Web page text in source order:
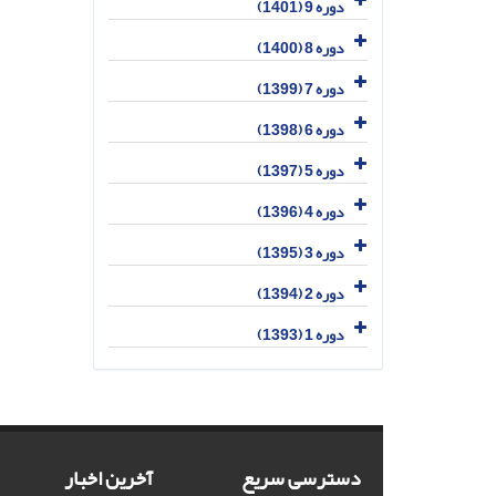
دوره 9 (1401)
دوره 8 (1400)
دوره 7 (1399)
دوره 6 (1398)
دوره 5 (1397)
دوره 4 (1396)
دوره 3 (1395)
دوره 2 (1394)
دوره 1 (1393)
دسترسی سریع آخرین اخبار